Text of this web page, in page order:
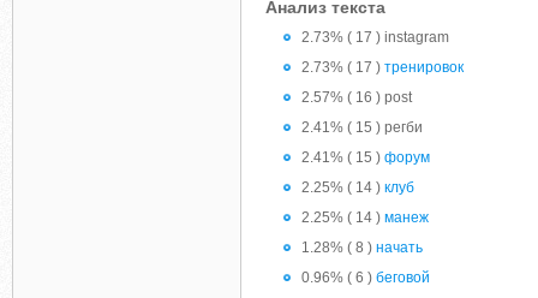
Анализ текста
2.73% ( 17 ) instagram
2.73% ( 17 ) тренировок
2.57% ( 16 ) post
2.41% ( 15 ) регби
2.41% ( 15 ) форум
2.25% ( 14 ) клуб
2.25% ( 14 ) манеж
1.28% ( 8 ) начать
0.96% ( 6 ) беговой